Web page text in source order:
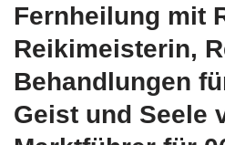
Fernheilung mit
Reikimeisterin,
Behandlungen
Geist und Seele